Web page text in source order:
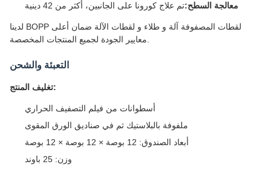
معالجة السطح:تم علاج كورونا على الجانبين، أكثر من 42 دينية
لدينا BOPP لقطات المصفوفة آلة و طلاء و لقطات الآلة ضمان أعلى
التعبئة والشحن
تغليف المنتج:
أسطوانات من فيلم التصفيف الحراري
ملفوفة بالبلاستيك ثم في صناديق الورق المقوى
أبعاد الصندوق: 12 بوصة × 12 بوصة × 12 بوصة
وزن: 25 باوند